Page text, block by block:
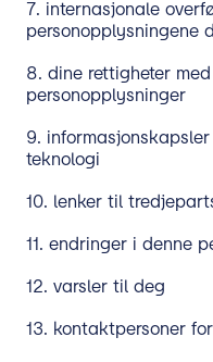
7. internasjonale
personopplysningene
8. dine rettigheter
personopplysninger
9.
teknologi
10. lenker til
11. endringer i denne
12. varsler til deg
13. kontaktpersoner